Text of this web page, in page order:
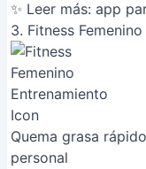
✨ Leer más: app
3. Fitness
Quema grasa
personal